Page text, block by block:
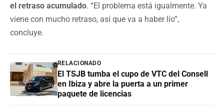
el retraso acumulado. “El problema está igualmente. Ya
viene con mucho retraso, así que va a haber lío”,
concluye.
RELACIONADO
El TSJB tumba el cupo de VTC del Consell
en Ibiza y abre la puerta a un primer
paquete de licencias